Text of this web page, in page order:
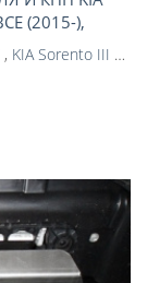
(2015-),
, KIA Sorento III 2017-